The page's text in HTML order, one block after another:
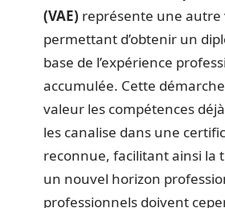
(VAE) représente une autre
permettant d’obtenir un
base de l’expérience
accumulée. Cette
valeur les compétences
les canalise dans une
reconnue, facilitant ainsi la
un nouvel horizon
professionnels doivent